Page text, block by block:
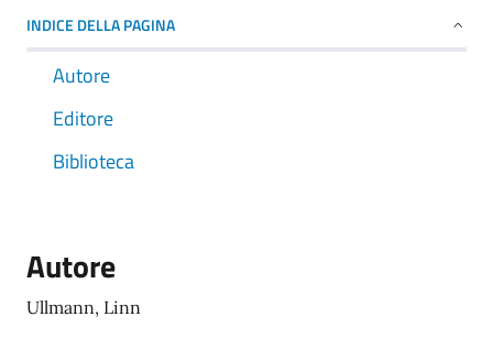
INDICE DELLA PAGINA
Autore
Editore
Biblioteca
Autore
Ullmann, Linn